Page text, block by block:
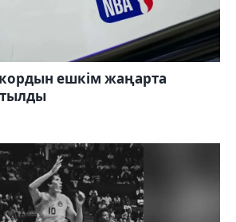
ешкім жаңарта